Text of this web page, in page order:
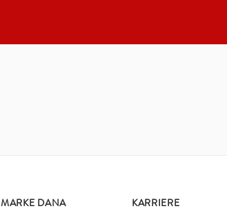
MARKE DANA KARRIERE